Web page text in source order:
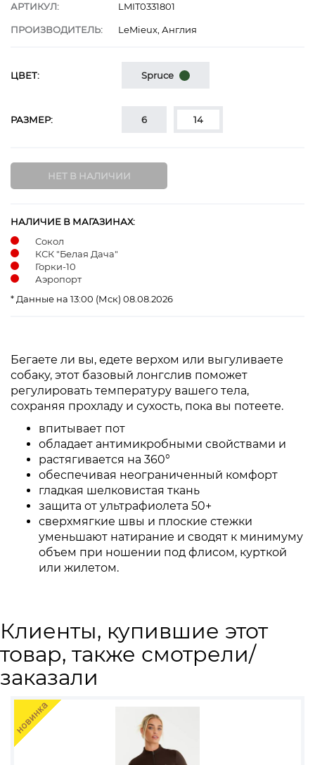
АРТИКУЛ: LMIT0331801
ПРОИЗВОДИТЕЛЬ: LeMieux, Англия
ЦВЕТ: Spruce
РАЗМЕР: 6 14
НАЛИЧИЕ В МАГАЗИНАХ:
Сокол
КСК "Белая Дача"
Горки-10
Аэропорт
* Данные на 13:00 (Мск) 08.08.2026
Бегаете ли вы, едете верхом или выгуливаете
собаку, этот базовый лонгслив поможет
регулировать температуру вашего тела,
сохраняя прохладу и сухость, пока вы потеете.
впитывает пот
обладает антимикробными свойствами и
растягивается на 360°
обеспечивая неограниченный комфорт
гладкая шелковистая ткань
защита от ультрафиолета 50+
сверхмягкие швы и плоские стежки
уменьшают натирание и сводят к минимуму
объем при ношении под флисом, курткой
или жилетом.
Клиенты, купившие этот
товар, также смотрели/
заказали